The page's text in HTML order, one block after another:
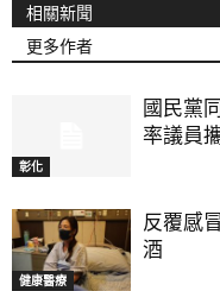
相關新聞
更多作者
彰化
國民黨
率議員
健康醫療
反覆感
酒